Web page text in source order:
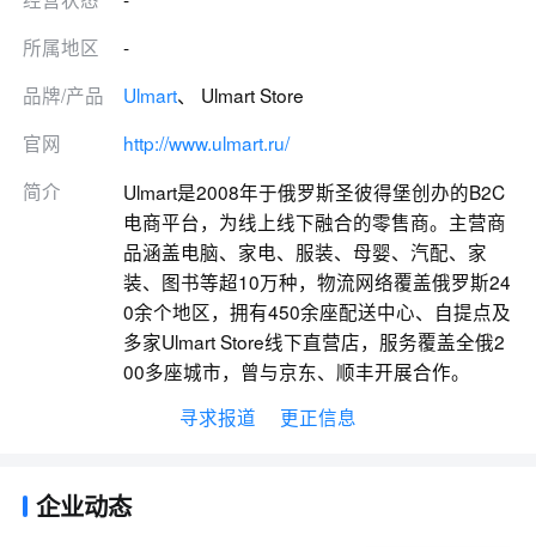
所属地区
-
品牌/产品
Ulmart、 Ulmart Store
官网
http://www.ulmart.ru/
简介
Ulmart是2008年于俄罗斯圣彼得堡创办的B2C
电商平台，为线上线下融合的零售商。主营商
品涵盖电脑、家电、服装、母婴、汽配、家
装、图书等超10万种，物流网络覆盖俄罗斯24
0余个地区，拥有450余座配送中心、自提点及
多家Ulmart Store线下直营店，服务覆盖全俄2
00多座城市，曾与京东、顺丰开展合作。
寻求报道
更正信息
企业动态